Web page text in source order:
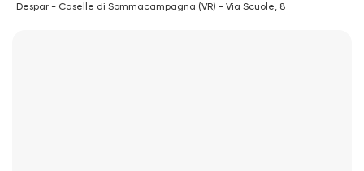
Despar - Caselle di Sommacampagna (VR) - Via Scuole, 8